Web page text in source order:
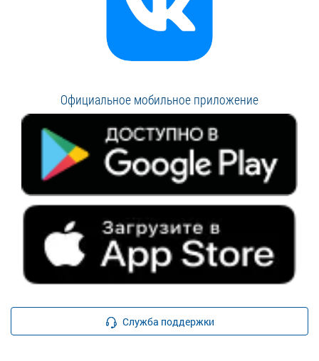
Официальное мобильное приложение
Служба поддержки